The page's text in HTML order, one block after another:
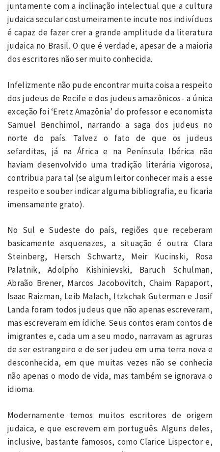
juntamente com a inclinação intelectual que a cultura
judaica secular costumeiramente incute nos indivíduos
é capaz de fazer crer a grande amplitude da literatura
judaica no Brasil. O que é verdade, apesar de a maioria
dos escritores não ser muito conhecida.
Infelizmente não pude encontrar muita coisa a respeito
dos judeus de Recife e dos judeus amazônicos- a única
exceção foi ‘Eretz Amazônia’ do professor e economista
Samuel Benchimol, narrando a saga dos judeus no
norte do país. Talvez o fato de que os judeus
sefarditas, já na África e na Península Ibérica não
haviam desenvolvido uma tradição literária vigorosa,
contribua para tal (se algum leitor conhecer mais a esse
respeito e souber indicar alguma bibliografia, eu ficaria
imensamente grato).
No Sul e Sudeste do país, regiões que receberam
basicamente asquenazes, a situação é outra: Clara
Steinberg, Hersch Schwartz, Meir Kucinski, Rosa
Palatnik, Adolpho Kishinievski, Baruch Schulman,
Abraão Brener, Marcos Jacobovitch, Chaim Rapaport,
Isaac Raizman, Leib Malach, Itzkchak Guterman e Josif
Landa foram todos judeus que não apenas escreveram,
mas escreveram em ídiche. Seus contos eram contos de
imigrantes e, cada um a seu modo, narravam as agruras
de ser estrangeiro e de ser judeu em uma terra nova e
desconhecida, em que muitas vezes não se conhecia
não apenas o modo de vida, mas também se ignorava o
idioma.
Modernamente temos muitos escritores de origem
judaica, e que escrevem em português. Alguns deles,
inclusive, bastante famosos, como Clarice Lispector e,